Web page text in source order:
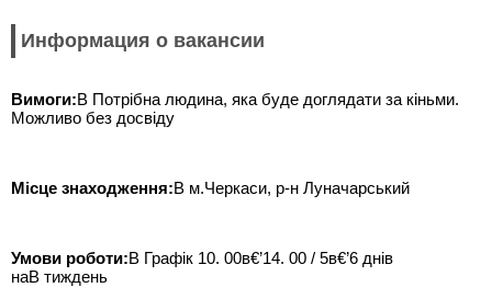
Информация о вакансии
Вимоги:В Потрібна людина, яка буде доглядати за кіньми.
Можливо без досвіду
Місце знаходження:В м.Черкаси, р-н Луначарський
Умови роботи:В Графік 10. 00в€’14. 00 / 5в€’6 днів
наВ тиждень